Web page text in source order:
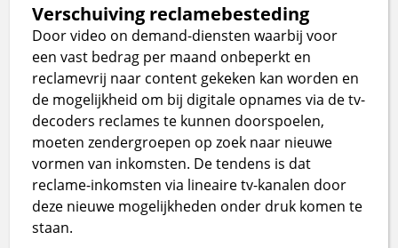
Verschuiving reclamebesteding
Door video on demand-diensten waarbij voor
een vast bedrag per maand onbeperkt en
reclamevrij naar content gekeken kan worden en
de mogelijkheid om bij digitale opnames via de tv-
decoders reclames te kunnen doorspoelen,
moeten zendergroepen op zoek naar nieuwe
vormen van inkomsten. De tendens is dat
reclame-inkomsten via lineaire tv-kanalen door
deze nieuwe mogelijkheden onder druk komen te
staan.